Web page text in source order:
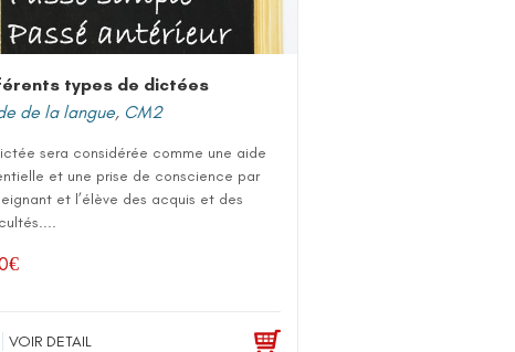
types de dictées
de la langue, CM2
sera considérée comme une aide
et une prise de conscience par
et l’élève des acquis et des
€
VOIR DETAIL